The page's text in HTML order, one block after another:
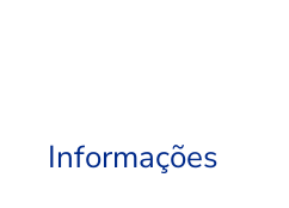
Informações